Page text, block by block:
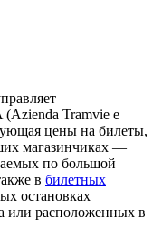
Tramvie e
цены на билеты,
магазинчиках —
по большой
в билетных
остановках
или расположенных в